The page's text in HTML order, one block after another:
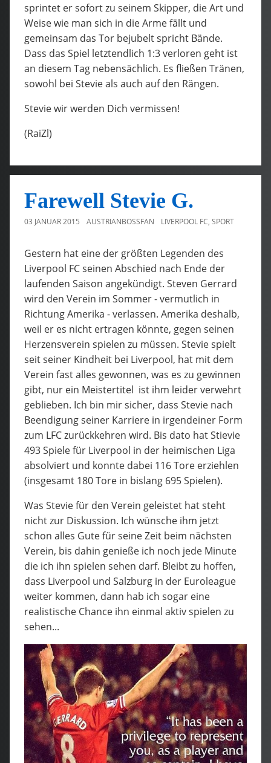
sprintet er sofort zu seinem Skipper, die Art und
Weise wie man sich in die Arme fällt und
gemeinsam das Tor bejubelt spricht Bände.
Dass das Spiel letztendlich 1:3 verloren geht ist
an diesem Tag nebensächlich. Es fließen Tränen,
sowohl bei Stevie als auch auf den Rängen.
Stevie wir werden Dich vermissen!
(RaiZl)
Farewell Stevie G.
03 JANUAR 2015 AUSTRIANBOSSFAN LIVERPOOL FC, SPORT
Gestern hat eine der größten Legenden des
Liverpool FC seinen Abschied nach Ende der
laufenden Saison angekündigt. Steven Gerrard
wird den Verein im Sommer - vermutlich in
Richtung Amerika - verlassen. Amerika deshalb,
weil er es nicht ertragen könnte, gegen seinen
Herzensverein spielen zu müssen. Stevie spielt
seit seiner Kindheit bei Liverpool, hat mit dem
Verein fast alles gewonnen, was es zu gewinnen
gibt, nur ein Meistertitel ist ihm leider verwehrt
geblieben. Ich bin mir sicher, dass Stevie nach
Beendigung seiner Karriere in irgendeiner Form
zum LFC zurückkehren wird. Bis dato hat Stievie
493 Spiele für Liverpool in der heimischen Liga
absolviert und konnte dabei 116 Tore erziehlen
(insgesamt 180 Tore in bislang 695 Spielen).
Was Stevie für den Verein geleistet hat steht
nicht zur Diskussion. Ich wünsche ihm jetzt
schon alles Gute für seine Zeit beim nächsten
Verein, bis dahin genieße ich noch jede Minute
die ich ihn spielen sehen darf. Bleibt zu hoffen,
dass Liverpool und Salzburg in der Euroleague
weiter kommen, dann hab ich sogar eine
realistische Chance ihn einmal aktiv spielen zu
sehen...